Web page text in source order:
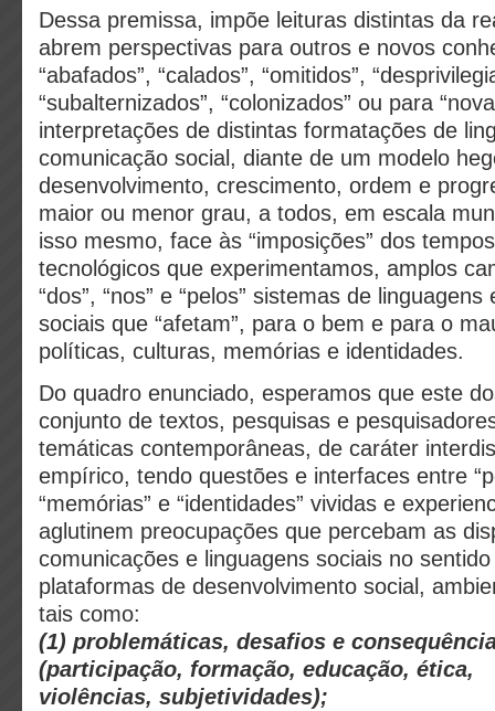
Dessa premissa, impõe leituras distintas da
abrem perspectivas para outros e novos
“abafados”, “calados”, “omitidos”,
“subalternizados”, “colonizados” ou para
interpretações de distintas formatações de
comunicação social, diante de um modelo
desenvolvimento, crescimento, ordem e
maior ou menor grau, a todos, em escala
isso mesmo, face às “imposições” dos
tecnológicos que experimentamos, amplos
“dos”, “nos” e “pelos” sistemas de
sociais que “afetam”, para o bem e para o
políticas, culturas, memórias e identidades.
Do quadro enunciado, esperamos que este
conjunto de textos, pesquisas e
temáticas contemporâneas, de caráter
empírico, tendo questões e interfaces entre
“memórias” e “identidades” vividas e
aglutinem preocupações que percebam as
comunicações e linguagens sociais no
plataformas de desenvolvimento social,
tais como:
(1) problemáticas, desafios e
(participação, formação, educação, ética,
violências, subjetividades);